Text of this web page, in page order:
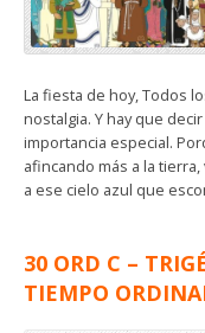
La fiesta de hoy, Todos
nostalgia. Y hay que
importancia especial.
afincando más a la
a ese cielo azul que
30 ORD C –
TIEMPO